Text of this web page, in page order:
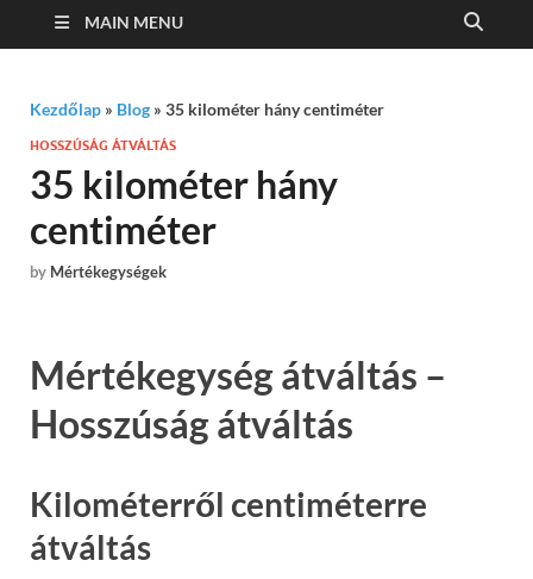
MAIN MENU
Kezdőlap » Blog » 35 kilométer hány centiméter
HOSSZÚSÁG ÁTVÁLTÁS
35 kilométer hány
centiméter
by Mértékegységek
Mértékegység átváltás –
Hosszúság átváltás
Kilométerről centiméterre
átváltás